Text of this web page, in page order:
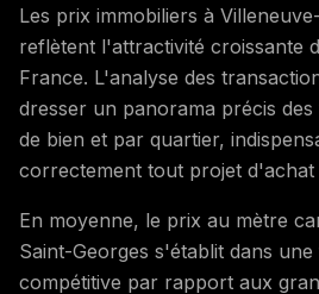
Les prix immobiliers à
reflètent l'attractivité croissante
France. L'analyse des
dresser un panorama précis
de bien et par quartier,
correctement tout projet d'achat
En moyenne, le prix au mètre
Saint-Georges s'établit dans
compétitive par rapport aux